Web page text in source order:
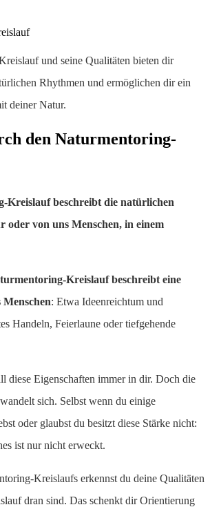
und seine Qualitäten bieten dir
Rhythmen und ermöglichen dir ein
deiner Natur.
den Naturmentoring-
Kreislauf beschreibt die natürlichen
oder von uns Menschen, in einem
Kreislauf beschreibt eine
Menschen: Etwa Ideenreichtum und
Handeln, Feierlaune oder tiefgehende
diese Eigenschaften immer in dir. Doch die
sich. Selbst wenn du einige
oder glaubst du besitzt diese Stärke nicht:
ist nur nicht erweckt.
Kreislaufs erkennst du deine Qualitäten
dran sind. Das schenkt dir Orientierung